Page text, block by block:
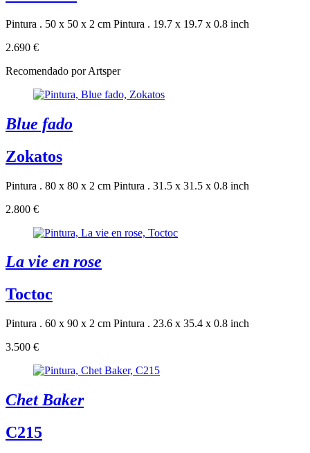
Pintura . 50 x 50 x 2 cm Pintura . 19.7 x 19.7 x 0.8 inch
2.690 €
Recomendado por Artsper
Blue fado
Zokatos
Pintura . 80 x 80 x 2 cm Pintura . 31.5 x 31.5 x 0.8 inch
2.800 €
La vie en rose
Toctoc
Pintura . 60 x 90 x 2 cm Pintura . 23.6 x 35.4 x 0.8 inch
3.500 €
Chet Baker
C215